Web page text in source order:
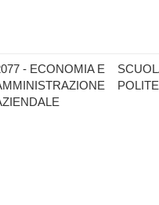
- ECONOMIA E